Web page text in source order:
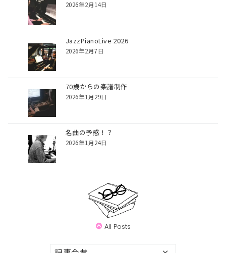
2026年2月14日
JazzPianoLive 2026
2026年2月7日
70歳からの楽譜制作
2026年1月29日
名曲の予感！？
2026年1月24日
All Posts